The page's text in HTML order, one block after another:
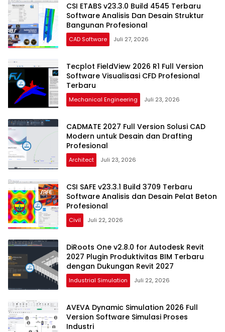
CSI ETABS v23.3.0 Build 4545 Terbaru
Software Analisis Dan Desain Struktur
Bangunan Profesional
CAD Software Juli 27, 2026
Tecplot FieldView 2026 R1 Full Version
Software Visualisasi CFD Profesional
Terbaru
Mechanical Engineering Juli 23, 2026
CADMATE 2027 Full Version Solusi CAD
Modern untuk Desain dan Drafting
Profesional
Architect Juli 23, 2026
CSI SAFE v23.3.1 Build 3709 Terbaru
Software Analisis dan Desain Pelat Beton
Profesional
Civil Juli 22, 2026
DiRoots One v2.8.0 for Autodesk Revit
2027 Plugin Produktivitas BIM Terbaru
dengan Dukungan Revit 2027
Industrial Simulation Juli 22, 2026
AVEVA Dynamic Simulation 2026 Full
Version Software Simulasi Proses
Industri